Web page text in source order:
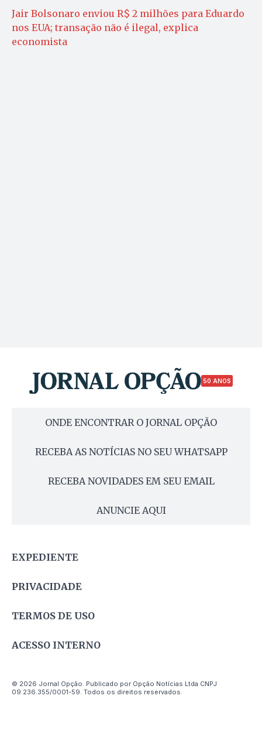
Jair Bolsonaro enviou R$ 2 milhões para Eduardo
nos EUA; transação não é ilegal, explica
economista
50 ANOS
ONDE ENCONTRAR O JORNAL OPÇÃO
RECEBA AS NOTÍCIAS NO SEU WHATSAPP
RECEBA NOVIDADES EM SEU EMAIL
ANUNCIE AQUI
EXPEDIENTE
PRIVACIDADE
TERMOS DE USO
ACESSO INTERNO
© 2026 Jornal Opção. Publicado por Opção Notícias Ltda CNPJ
09.236.355/0001-59. Todos os direitos reservados.